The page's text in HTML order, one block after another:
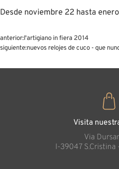
Desde noviembre 22 hasta
anterior:l'artigiano in fiera 2014
siguiente:nuevos relojes de cuco - que
Visita
Via
l-39047 S.Cristina